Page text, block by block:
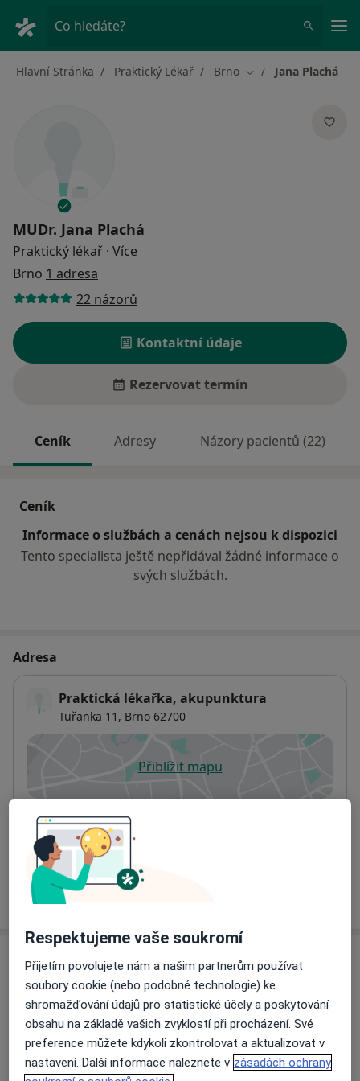
Co hledáte?
Hlavní Stránka Praktický Lékař Brno Změna města
Jana Plachá
MUDr. Jana Plachá
Praktický lékař · Více
Brno 1 adresa
22 názorů
Kontaktní údaje
Rezervovat termín
Ceník Adresy Názory pacientů (22)
Ceník
Informace o službách a cenách nejsou k dispozici
Tento specialista ještě nepřidával žádné informace o
svých službách.
Adresa
Praktická lékařka, akupunktura
Tuřanka 11, Brno 62700
Přiblížit mapuse otevře v nové záložce
Dostupnost
Na této adrese online kalendář není aktivní
Co mám v takové situaci udělat?
Názory
Přidejte svůj názor
22 názorů
Respektujeme vaše soukromí
Přijetím povolujete nám a našim partnerům používat
soubory cookie (nebo podobné technologie) ke
shromažďování údajů pro statistické účely a poskytování
obsahu na základě vašich zvyklostí při procházení. Své
preference můžete kdykoli zkontrolovat a aktualizovat v
nastavení. Další informace naleznete v zásadách ochrany